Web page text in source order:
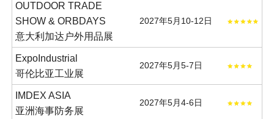
OUTDOOR TRADE
SHOW & ORBDAYS
意大利加达户外用品展
2027年5月10-12日
ExpoIndustrial
哥伦比亚工业展
2027年5月5-7日
IMDEX ASIA
亚洲海事防务展
2027年5月4-6日